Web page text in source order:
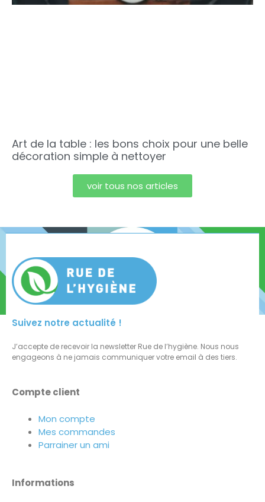
Art de la table : les bons choix pour une belle
décoration simple à nettoyer
voir tous nos articles
Suivez notre actualité !
J’accepte de recevoir la newsletter Rue de l’hygiène. Nous nous
engageons à ne jamais communiquer votre email à des tiers.
Compte client
Mon compte
Mes commandes
Parrainer un ami
Informations